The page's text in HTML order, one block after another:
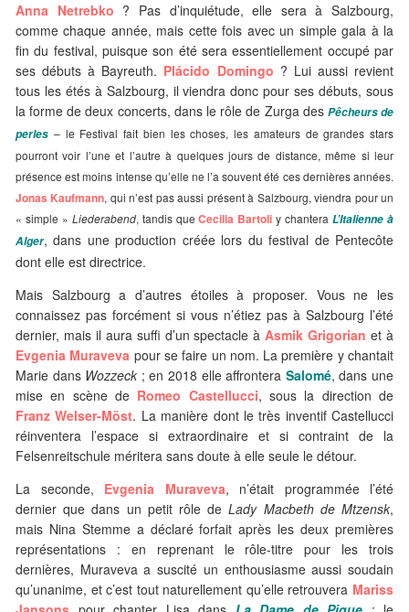
Anna Netrebko ? Pas d’inquiétude, elle sera à Salzbourg,
comme chaque année, mais cette fois avec un simple gala à la
fin du festival, puisque son été sera essentiellement occupé par
ses débuts à Bayreuth. Plácido Domingo ? Lui aussi revient
tous les étés à Salzbourg, il viendra donc pour ses débuts, sous
la forme de deux concerts, dans le rôle de Zurga des Pêcheurs de
perles – le Festival fait bien les choses, les amateurs de grandes stars
pourront voir l’une et l’autre à quelques jours de distance, même si leur
présence est moins intense qu’elle ne l’a souvent été ces dernières années.
Jonas Kaufmann, qui n’est pas aussi présent à Salzbourg, viendra pour un
« simple » Liederabend, tandis queCecilia Bartoli y chanteraL’Italienne à
Alger, dans une production créée lors du festival de Pentecôte
dont elle est directrice.
Mais Salzbourg a d’autres étoiles à proposer. Vous ne les
connaissez pas forcément si vous n’étiez pas à Salzbourg l’été
dernier, mais il aura suffi d’un spectacle àAsmik Grigorian et à
Evgenia Muraveva pour se faire un nom. La première y chantait
Marie dans Wozzeck ; en 2018 elle affrontera Salomé, dans une
mise en scène de Romeo Castellucci, sous la direction de
Franz Welser-Möst. La manière dont le très inventif Castellucci
réinventera l’espace si extraordinaire et si contraint de la
Felsenreitschule méritera sans doute à elle seule le détour.
La seconde, Evgenia Muraveva, n’était programmée l’été
dernier que dans un petit rôle deLady Macbeth de Mtzensk,
mais Nina Stemme a déclaré forfait après les deux premières
représentations : en reprenant le rôle-titre pour les trois
dernières, Muraveva a suscité un enthousiasme aussi soudain
qu’unanime, et c’est tout naturellement qu’elle retrouvera Mariss